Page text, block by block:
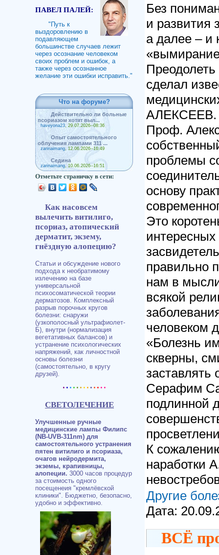
ПАВЕЛ ПАЛЕЙ:
"Путь к
выздоровлению в
подавляющем
большинстве случаев лежит
через осознание человеком
своих проблем и ошибок, а
также через осознанное
желание эти ошибки исправить."
Что на форуме?
Действительно ли больные
псориазом хотят выл...
haveyona23 , 29.07.2026--08:36
Опыт самостоятельного
облучения лампами 311 ...
zarinaimang , 12.06.2026--16:49
Седина
zarinaimang, 10.06.2026--16:51
Отметьте страничку в сети:
Как насовсем
вылечить витилиго,
псориаз, атопический
дерматит, экзему,
гнёздную алопецию?
Статьи и обсуждение нового
подхода к необратимому
излечению на базе
универсальной
психосоматической теории
дерматозов. Комплексный
разрыв порочных кругов
болезни: снаружи
(узкополосный ультрафиолет-
Б), внутри (нормализация
вегетативных балансов) и
устранение психологических
напряжений, как личностной
основы болезни
(самостоятельно, в кругу
друзей).
.............
СВЕТОЛЕЧЕНИЕ
Улучшенные ручные
медицинские лампы Филипс
(NB-UVB-311nm) для
самостоятельного устранения
пятен витилиго и псориаза,
очагов нейродермита,
экземы, крапивницы,
алопеции. 3000 часов процедур
за стоимость одного
посещенеия "кремлёвской
клиники". Бюджетно, безопасно,
удобно и эффективно.
Без
и развития
а далее – и
Преодолеть
сделал
АЛЕКСЕЕВ.
Проф.
проблемы
основу
Это
правильно
нам в
всякой
человеком
«Болезнь
скверны,
заставлять
Серафим
подлинной
К
наработки
Другие
Дата:
ВСЁ